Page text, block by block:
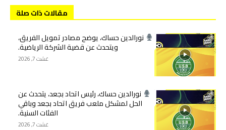
مقالات ذات صلة
نورالدين حساك، يوضح مصادر تمويل الفريق،
ويتحدث عن قضية الشركة الرياضية.
غشت 7, 2026
نورالدين حساك، رئيس اتحاد بجعد، يتحدث عن
الحل لمشكل ملعب فريق اتحاد بجعد وباقي
الفئات السنية.
غشت 7, 2026